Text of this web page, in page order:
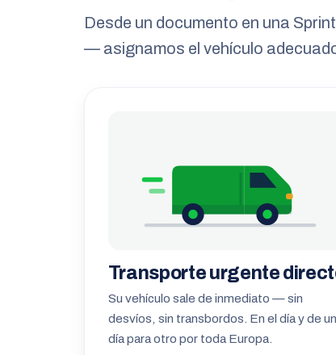
Desde un documento en una
— asignamos el vehículo
Transporte urgente
Su vehículo sale de inmediato — sin
desvíos, sin transbordos. En el día y de un
día para otro por toda Europa.